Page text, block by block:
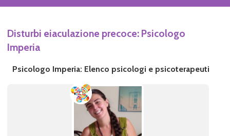
Disturbi eiaculazione precoce: Psicologo
Imperia
Psicologo Imperia: Elenco psicologi e psicoterapeuti